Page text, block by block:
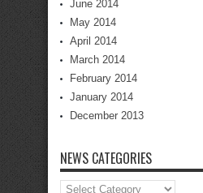
June 2014
May 2014
April 2014
March 2014
February 2014
January 2014
December 2013
NEWS CATEGORIES
News